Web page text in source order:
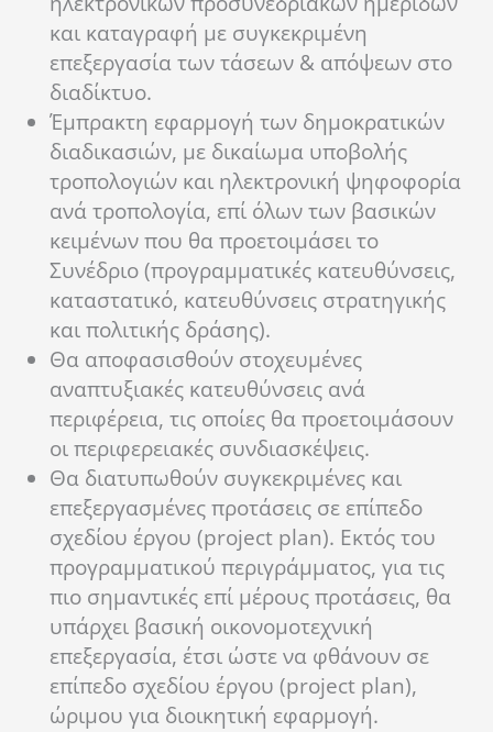
και καταγραφή με συγκεκριμένη
επεξεργασία των τάσεων & απόψεων στο
διαδίκτυο.
Έμπρακτη εφαρμογή των δημοκρατικών
διαδικασιών, με δικαίωμα υποβολής
τροπολογιών και ηλεκτρονική ψηφοφορία
ανά τροπολογία, επί όλων των βασικών
κειμένων που θα προετοιμάσει το
Συνέδριο (προγραμματικές κατευθύνσεις,
καταστατικό, κατευθύνσεις στρατηγικής
και πολιτικής δράσης).
Θα αποφασισθούν στοχευμένες
αναπτυξιακές κατευθύνσεις ανά
περιφέρεια, τις οποίες θα προετοιμάσουν
οι περιφερειακές συνδιασκέψεις.
Θα διατυπωθούν συγκεκριμένες και
επεξεργασμένες προτάσεις σε επίπεδο
σχεδίου έργου (project plan). Εκτός του
προγραμματικού περιγράμματος, για τις
πιο σημαντικές επί μέρους προτάσεις, θα
υπάρχει βασική οικονομοτεχνική
επεξεργασία, έτσι ώστε να φθάνουν σε
επίπεδο σχεδίου έργου (project plan),
ώριμου για διοικητική εφαρμογή.